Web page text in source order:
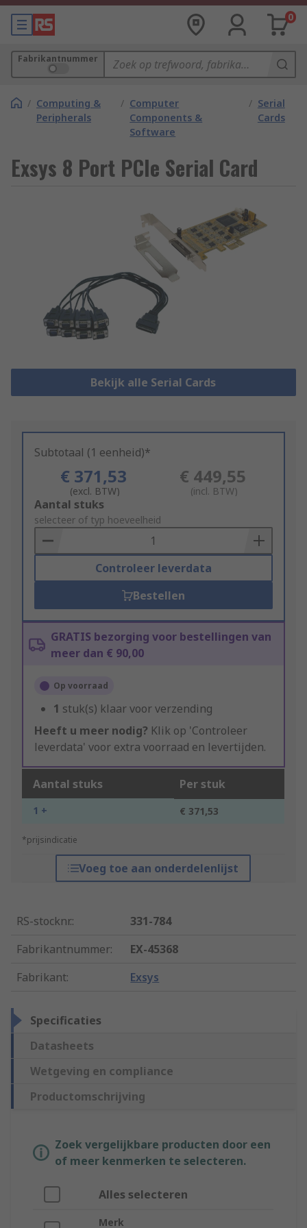
0
Fabrikantnummer
/ Computing &
Peripherals
/ Computer
Components &
Software
/ Serial
Cards
Exsys 8 Port PCIe Serial Card
Bekijk alle Serial Cards
Subtotaal (1 eenheid)*
€ 371,53
(excl. BTW)
€ 449,55
(incl. BTW)
Add
to
Basket
Aantal stuks
selecteer of typ hoeveelheid
Controleer leverdata
Bestellen
GRATIS bezorging voor bestellingen van
meer dan € 90,00
Op voorraad
1 stuk(s) klaar voor verzending
Heeft u meer nodig? Klik op 'Controleer
leverdata' voor extra voorraad en levertijden.
Aantal stuks Per stuk
1 + € 371,53
*prijsindicatie
Voeg toe aan onderdelenlijst
RS-stocknr.:
331-784
Fabrikantnummer:
EX-45368
Fabrikant: Exsys
Specificaties
Datasheets
Wetgeving en compliance
Productomschrijving
Zoek vergelijkbare producten door een
of meer kenmerken te selecteren.
Alles selecteren
Merk